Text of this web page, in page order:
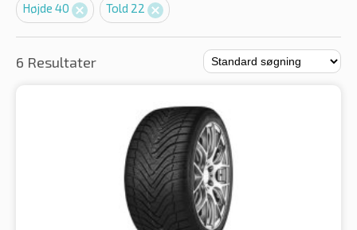
Højde 40 Told 22
6 Resultater